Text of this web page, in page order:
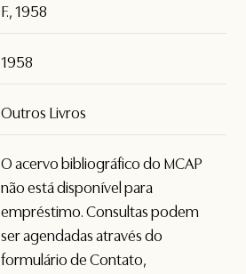
F., 1958
1958
Outros Livros
O acervo bibliográfico do MCAP
não está disponível para
empréstimo. Consultas podem
ser agendadas através do
formulário deContato,